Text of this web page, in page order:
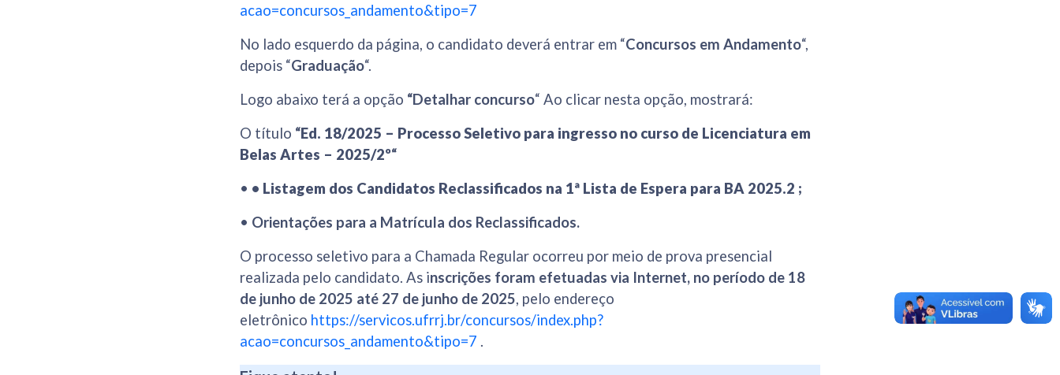
acao=concursos_andamento&tipo=7
No lado esquerdo da página, o candidato deverá entrar em “Concursos em Andamento“,
depois “Graduação“.
Logo abaixo terá a opção “Detalhar concurso“ Ao clicar nesta opção, mostrará:
O título “Ed. 18/2025 – Processo Seletivo para ingresso no curso de Licenciatura em
Belas Artes – 2025/2º“
• • Listagem dos Candidatos Reclassificados na 1ª Lista de Espera para BA 2025.2 ;
• Orientações para a Matrícula dos Reclassificados.
O processo seletivo para a Chamada Regular ocorreu por meio de prova presencial
realizada pelo candidato. As inscrições foram efetuadas via Internet, no período de 18
de junho de 2025 até 27 de junho de 2025, pelo endereço
eletrônico https://servicos.ufrrj.br/concursos/index.php?
acao=concursos_andamento&tipo=7 .